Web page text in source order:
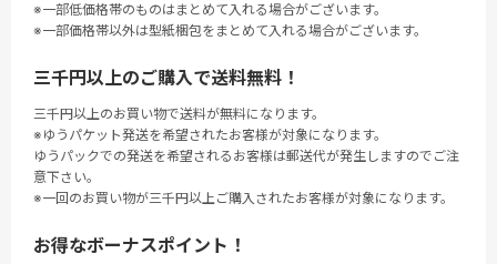
※一部低価格帯のものはまとめて入れる場合がございます。
※一部価格帯以外は型紙梱包をまとめて入れる場合がございます。
三千円以上のご購入で送料無料！
三千円以上のお買い物で送料が無料になります。
※ゆうパケット発送を希望されたお客様が対象になります。
ゆうパックでの発送を希望されるお客様は郵送代が発生しますのでご注
意下さい。
※一回のお買い物が三千円以上ご購入されたお客様が対象になります。
お得なボーナスポイント！